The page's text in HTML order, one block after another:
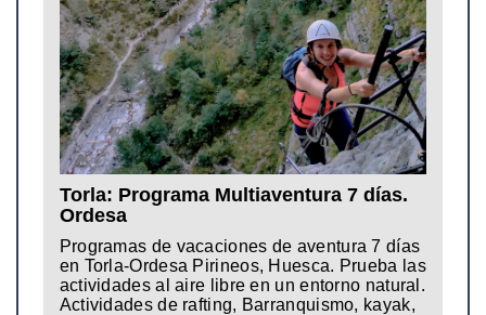
Torla: Programa Multiaventura 7 días.
Ordesa
Programas de vacaciones de aventura 7 días
en Torla-Ordesa Pirineos, Huesca. Prueba las
actividades al aire libre en un entorno natural.
Actividades de rafting, Barranquismo, kayak,